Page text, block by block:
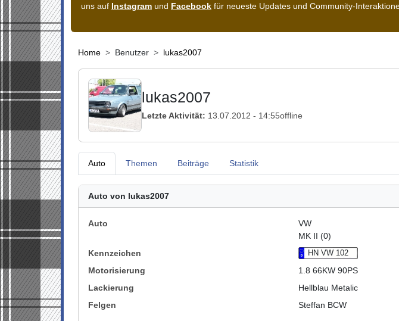
uns auf Instagram und Facebook für neueste Updates und Community-
Home Benutzer lukas2007
lukas2007
Letzte Aktivität: 13.07.2012 - 14:55offline
Auto Themen Beiträge Statistik
Auto von lukas2007
Auto
VW
MK II (0)
Kennzeichen
HN VW 102
Motorisierung
1.8 66KW 90PS
Lackierung
Hellblau Metalic
Felgen
Steffan BCW